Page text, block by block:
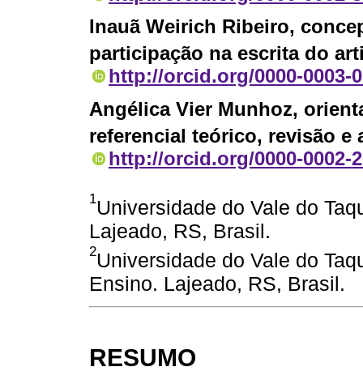
Inauã Weirich Ribeiro,
participação na escrita do
http://orcid.org/0000-0003-
Angélica Vier Munhoz,
referencial teórico, revisão e
http://orcid.org/0000-0002-
1Universidade do Vale do
Lajeado, RS, Brasil.
2Universidade do Vale do
Ensino. Lajeado, RS, Brasil.
RESUMO